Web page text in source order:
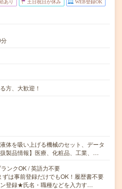
あり 土日祝日が休み WEB登録OK
方、大歓迎！
体を吸い上げる機械のセット、データ
製品情報】医療、化粧品、工業、…
ンクOK / 英語力不要
は事前登録だけでもOK！履歴書不要
登録★氏名・職種などを入力す…